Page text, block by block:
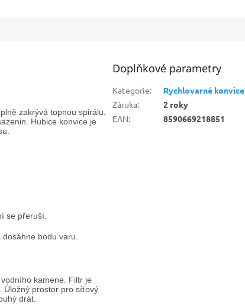
zakrývá topnou spirálu.
Hubice konvice je
se přeruší.
bodu varu.
kamene. Filtr je
Úložný prostor pro síťový
drát.
Doplňkové parametry
Kategorie:
Rychlovarné konvice
Záruka:
2 roky
EAN: 8590669218851